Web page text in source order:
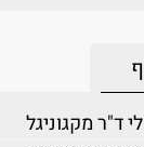
ד"ר מקגוניגל